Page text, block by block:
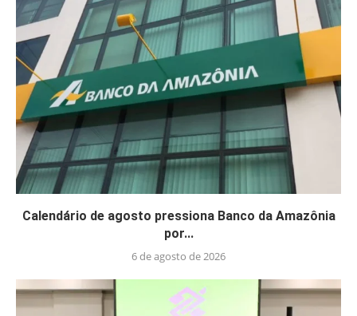
Calendário de agosto pressiona Banco da Amazônia
por...
6 de agosto de 2026